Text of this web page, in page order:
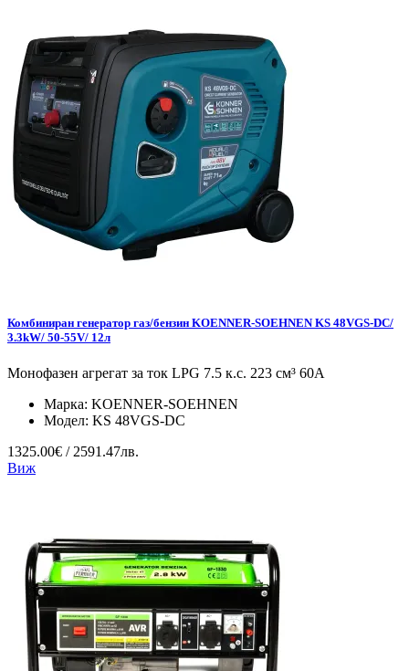
Комбиниран генератор газ/бензин KOENNER-SOEHNEN KS 48VGS-DC/
3.3kW/ 50-55V/ 12л
Монофазен агрегат за ток LPG 7.5 к.с. 223 см³ 60А
Марка: KOENNER-SOEHNEN
Модел: KS 48VGS-DC
1325.00€ / 2591.47лв.
Виж